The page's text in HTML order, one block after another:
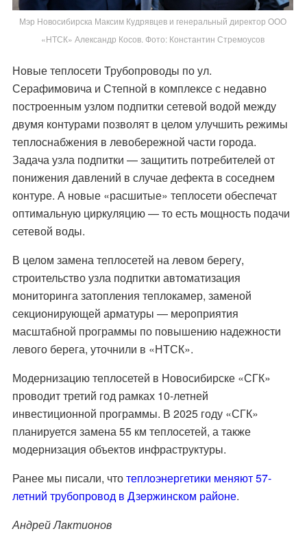
Мэр Новосибирска Максим Кудрявцев и генеральный директор ООО
«НТСК» Александр Косов. Фото: Константин Стремоусов
Новые теплосети Трубопроводы по ул.
Серафимовича и Степной в комплексе с недавно
построенным узлом подпитки сетевой водой между
двумя контурами позволят в целом улучшить режимы
теплоснабжения в левобережной части города.
Задача узла подпитки — защитить потребителей от
понижения давлений в случае дефекта в соседнем
контуре. А новые «расшитые» теплосети обеспечат
оптимальную циркуляцию — то есть мощность подачи
сетевой воды.
В целом замена теплосетей на левом берегу,
строительство узла подпитки автоматизация
мониторинга затопления теплокамер, заменой
секционирующей арматуры — мероприятия
масштабной программы по повышению надежности
левого берега, уточнили в «НТСК».
Модернизацию теплосетей в Новосибирске «СГК»
проводит третий год рамках 10-летней
инвестиционной программы. В 2025 году «СГК»
планируется замена 55 км теплосетей, а также
модернизация объектов инфраструктуры.
Ранее мы писали, чтотеплоэнергетики меняют 57-
летний трубопровод в Дзержинском районе.
Андрей Лактионов